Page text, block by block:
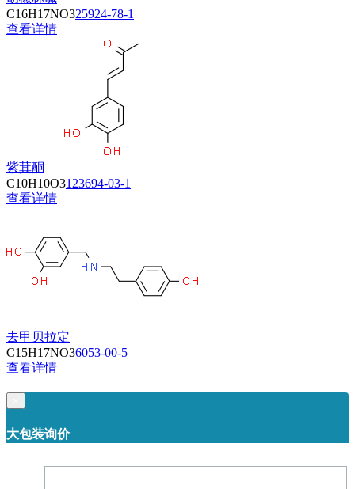
C16H17NO325924-78-1
查看详情
紫萁酮
C10H10O3123694-03-1
查看详情
去甲贝拉定
C15H17NO36053-00-5
查看详情
大包装询价